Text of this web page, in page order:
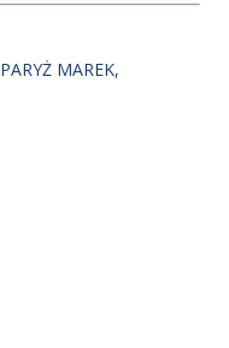
PARYŻ MAREK